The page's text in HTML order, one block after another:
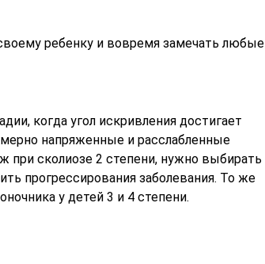
ребенку и вовремя замечать любые
когда угол искривления достигает
напряженные и расслабленные
при сколиозе 2 степени, нужно выбирать
прогрессирования заболевания. То же
у детей 3 и 4 степени.